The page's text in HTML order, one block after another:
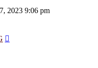
2023 9:06 pm